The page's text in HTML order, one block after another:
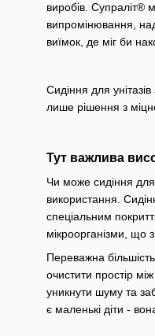
виробів. Супраліт®
випромінювання,
виїмок, де міг би
Сидіння для
лише рішення з
Тут важлива
Чи може сидіння для
використання.
спеціальним
мікроорганізми, що
Переважна
очистити простір
уникнути шуму та
є маленькі діти -